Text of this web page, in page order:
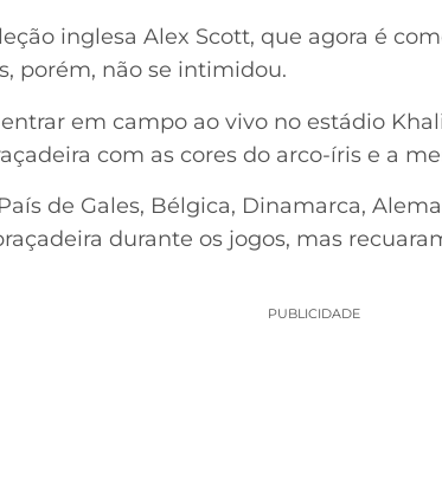
inglesa Alex Scott, que agora é
porém, não se intimidou.
em campo ao vivo no estádio
com as cores do arco-íris e a
de Gales, Bélgica, Dinamarca,
durante os jogos, mas
PUBLICIDADE